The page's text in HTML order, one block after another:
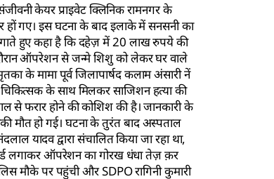
केयर प्राइवेट क्लिनिक रामनगर के
गए। इस घटना के बाद इलाके में सनसनी का
हुए कहा है कि दहेज़ में 20 लाख रुपये की
दौरान ऑपरेशन से जन्मे शिशु को लेकर घर वाले
के मामा पूर्व जिलापार्षद कलाम अंसारी नें
के साथ मिलकर साजिशन हत्या की
से फरार होने की कोशिश की है। जानकारी के
मौत हो गई। घटना के तुरंत बाद अस्पताल
यादव द्वारा संचालित किया जा रहा था,
लगाकर ऑपरेशन का गोरख धंधा तेज़ क़र
मौके पर पहुंची और SDPO रागिनी कुमारी